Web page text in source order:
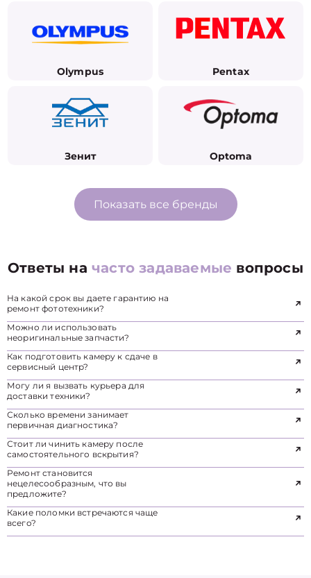
Olympus Pentax
Зенит Optoma
Показать все бренды
Ответы начасто задаваемые вопросы
На какой срок вы даете гарантию на
ремонт фототехники?
Можно ли использовать
неоригинальные запчасти?
Как подготовить камеру к сдаче в
сервисный центр?
Могу ли я вызвать курьера для
доставки техники?
Сколько времени занимает
первичная диагностика?
Стоит ли чинить камеру после
самостоятельного вскрытия?
Ремонт становится
нецелесообразным, что вы
предложите?
Какие поломки встречаются чаще
всего?